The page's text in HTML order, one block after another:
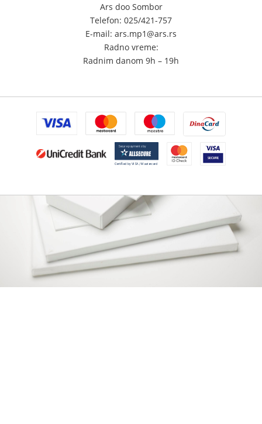
Ars doo Sombor
Telefon: 025/421-757
E-mail: ars.mp1@ars.rs
Radno vreme:
Radnim danom 9h – 19h